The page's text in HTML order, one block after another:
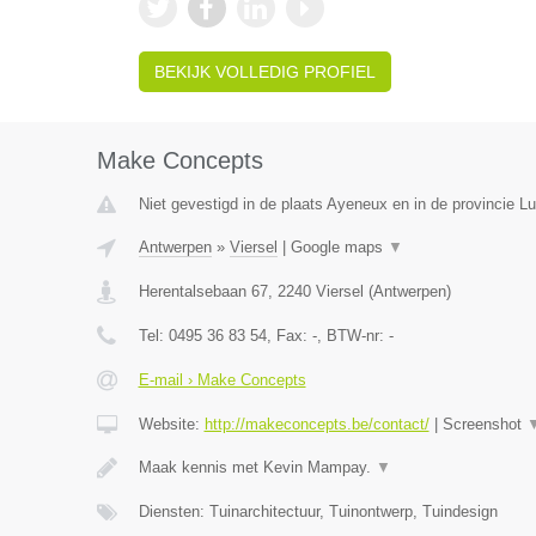
BEKIJK VOLLEDIG PROFIEL
Make Concepts
Niet gevestigd in de plaats Ayeneux en in de provincie
Antwerpen» Viersel Google maps ▼
Herentalsebaan 67, 2240 Viersel (Antwerpen)
Tel: 0495 36 83 54, Fax: -, BTW-nr: -
E-mail › Make Concepts
Website: http://makeconcepts.be/contact/| Screenshot
Maak kennis met Kevin Mampay. ▼
Diensten: Tuinarchitectuur, Tuinontwerp, Tuindesign